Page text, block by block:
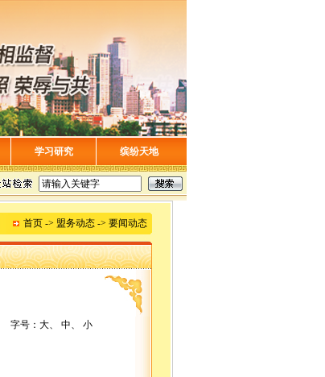
学习研究 缤纷天地
首页 -> 盟务动态 -> 要闻动态
字号： 大、 中、 小